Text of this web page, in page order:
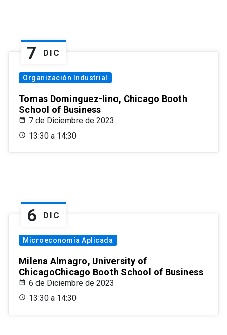
7 DIC
Organización Industrial
Tomas Dominguez-Iino, Chicago Booth
School of Business
7 de Diciembre de 2023
13:30 a 14:30
6 DIC
Microeconomía Aplicada
Milena Almagro, University of
ChicagoChicago Booth School of Business
6 de Diciembre de 2023
13:30 a 14:30